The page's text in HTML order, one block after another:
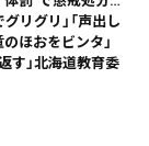
リグリ」「声出し
ほおをビンタ」
す」北海道教育委